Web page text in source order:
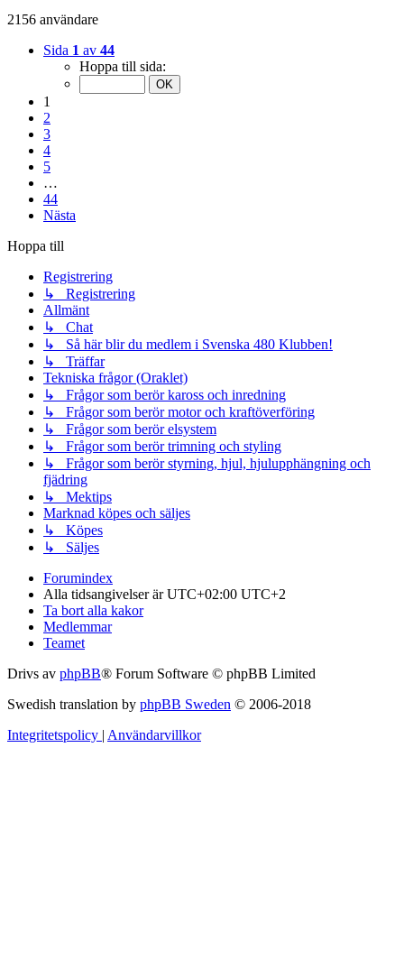
2156 användare
Sida 1 av 44
Hoppa till sida:
1
2
3
4
5
…
44
Nästa
Hoppa till
Registrering
↳ Registrering
Allmänt
↳ Chat
↳ Så här blir du medlem i Svenska 480 Klubben!
↳ Träffar
Tekniska frågor (Oraklet)
↳ Frågor som berör kaross och inredning
↳ Frågor som berör motor och kraftöverföring
↳ Frågor som berör elsystem
↳ Frågor som berör trimning och styling
↳ Frågor som berör styrning, hjul, hjulupphängning och
fjädring
↳ Mektips
Marknad köpes och säljes
↳ Köpes
↳ Säljes
Forumindex
Alla tidsangivelser är UTC+02:00 UTC+2
Ta bort alla kakor
Medlemmar
Teamet
Drivs av phpBB® Forum Software © phpBB Limited
Swedish translation by phpBB Sweden © 2006-2018
Integritetspolicy | Användarvillkor